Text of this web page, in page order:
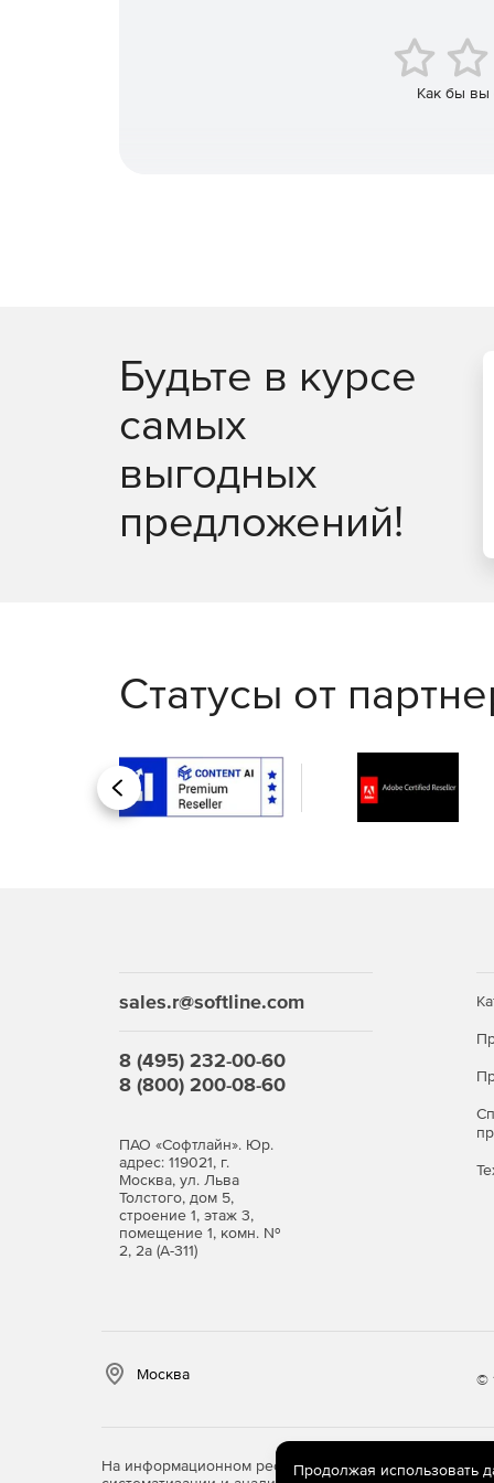
Как бы вы
Будьте в курсе
самых
выгодных
предложений!
Статусы от
Назад
sales.r@softline.com
8 (495) 232-00-60
8 (800) 200-08-60
ПАО «Софтлайн». Юр.
адрес: 119021, г.
Москва, ул. Льва
Толстого, дом 5,
строение 1, этаж 3,
помещение 1, комн. №
2, 2а (А-311)
Москва ©
На информационном ресурсе store.softline.ru
Продолжая использовать